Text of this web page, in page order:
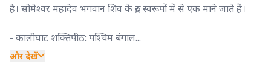
है। सोमेश्वर महादेव भगवान शिव के रुद्र स्वरूपों में से एक माने जाते हैं।
- कालीघाट शक्तिपीठ: पश्चिम बंगाल...
और देखें